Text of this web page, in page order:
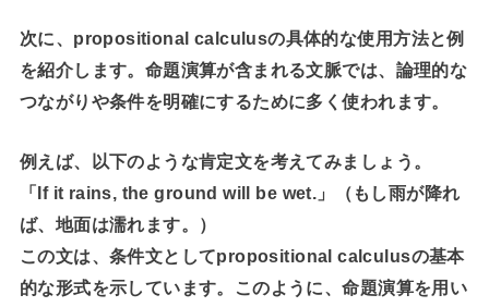
次に、propositional calculusの具体的な使用方法と例
を紹介します。命題演算が含まれる文脈では、論理的な
つながりや条件を明確にするために多く使われます。
例えば、以下のような肯定文を考えてみましょう。
「If it rains, the ground will be wet.」（もし雨が降れ
ば、地面は濡れます。）
この文は、条件文としてpropositional calculusの基本
的な形式を示しています。このように、命題演算を用い